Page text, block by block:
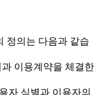
정의는 다음과 같습
이용계약을 체결한
자 식별과 이용자의